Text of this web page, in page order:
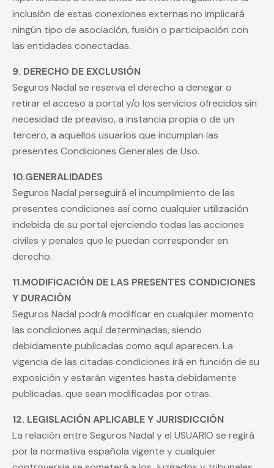
inclusión de estas conexiones externas no implicará
ningún tipo de asociación, fusión o participación con
las entidades conectadas.
9. DERECHO DE EXCLUSIÓN
Seguros Nadal se reserva el derecho a denegar o
retirar el acceso a portal y/o los servicios ofrecidos sin
necesidad de preaviso, a instancia propia o de un
tercero, a aquellos usuarios que incumplan las
presentes Condiciones Generales de Uso.
10.GENERALIDADES
Seguros Nadal perseguirá el incumplimiento de las
presentes condiciones así como cualquier utilización
indebida de su portal ejerciendo todas las acciones
civiles y penales que le puedan corresponder en
derecho.
11.MODIFICACIÓN DE LAS PRESENTES CONDICIONES
Y DURACIÓN
Seguros Nadal podrá modificar en cualquier momento
las condiciones aquí determinadas, siendo
debidamente publicadas como aquí aparecen. La
vigencia de las citadas condiciones irá en función de su
exposición y estarán vigentes hasta debidamente
publicadas. que sean modificadas por otras.
12. LEGISLACIÓN APLICABLE Y JURISDICCIÓN
La relación entre Seguros Nadal y el USUARIO se regirá
por la normativa española vigente y cualquier